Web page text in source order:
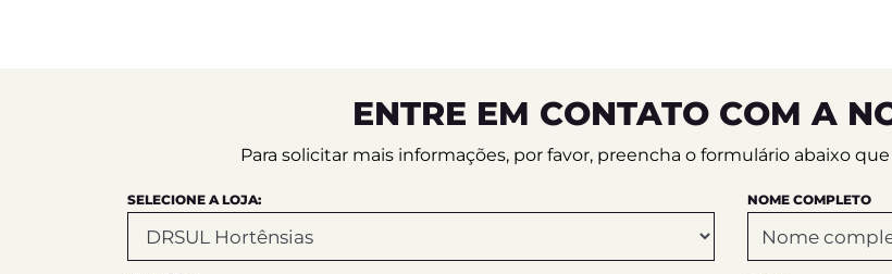
ENTRE EM CONTATO COM A
Para solicitar mais informações, por favor, preencha o formulário abaixo
SELECIONE A LOJA: NOME COMPLETO